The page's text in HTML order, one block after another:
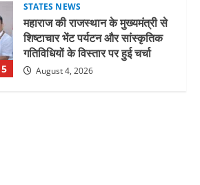
5
STATES NEWS
महाराज की राजस्थान के मुख्यमंत्री से
शिष्टाचार भेंट पर्यटन और सांस्कृतिक
गतिविधियों के विस्तार पर हुई चर्चा
August 4, 2026